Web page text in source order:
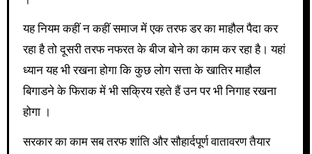
यह नियम कहीं न कहीं समाज में एक तरफ डर का माहौल पैदा कर
रहा है तो दूसरी तरफ नफरत के बीज बोने का काम कर रहा है। यहां
ध्यान यह भी रखना होगा कि कुछ लोग सत्ता के खातिर माहौल
बिगाडने के फिराक में भी सक्रिय रहते हैं उन पर भी निगाह रखना
होगा ।
सरकार का काम सब तरफ शांति और सौहार्दपूर्ण वातावरण तैयार